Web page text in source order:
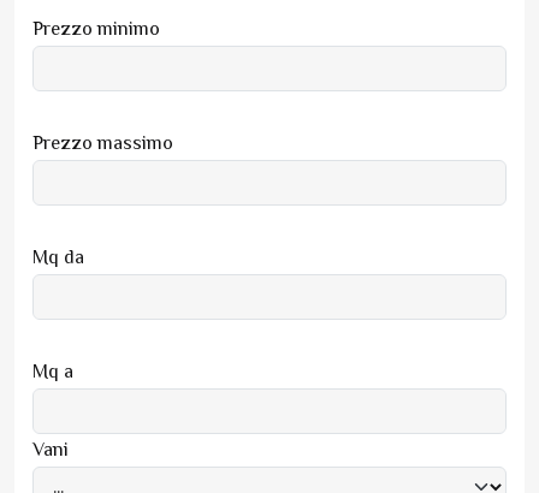
Prezzo minimo
Prezzo massimo
Mq da
Mq a
Vani